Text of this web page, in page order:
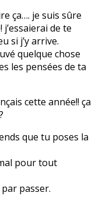
ça…. je suis sûre
de te
si j’y arrive.
quelque chose
les pensées de ta
cette année!! ça
que tu poses la
pour tout
passer.